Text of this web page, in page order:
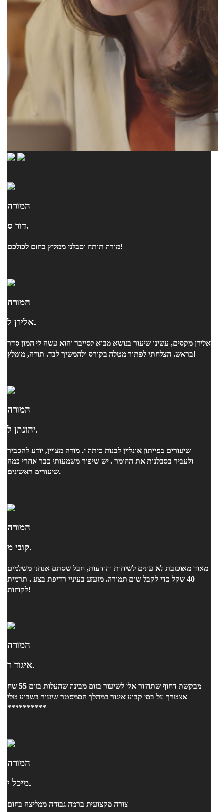
המורה
דור ס.
מורה תותח וסבלני ממליץ בחום לכולכם!
המורה
אלירן ל.
אלירן מקסים, עשינו שיעור בנושא מבוא לסייבר והוא עשה לי המון סדר
בראש. הצלחתי לפתור מטלה בקורס ולהמשיך לבד. תודה, מומלץ!
המורה
יהונתן ל.
שיעורים בפייתון אונליין לבנות כיתה י. מורה מצויין, יודע להסביר
ולעביר בסבלנות את החומר . יש שיפור משמעותי כבר אחרי כמה
שיעורים ראשונים.
המורה
קובי מ.
מאוד מאוכזבת לא עונים לשיחות והודעות, חבל שסתם אנחנו משלמים
40 שקל כדי לקבל שום תמורה. מזעזע בעיניי רדיפת בצע . תרמית
לקוחות!
המורה
איגור ר.
מבקשת דחוף שתחזור אלי לשיעור בזום מבינה שהעלות בזום 55 שח
אצטרך על בסי קבוע איגור במהלך הסמסטר שיעור בשבוע טלי
**********
המורה
מיכל י.
צורה מקצועית ברמה גבוהה ממליצה בחום